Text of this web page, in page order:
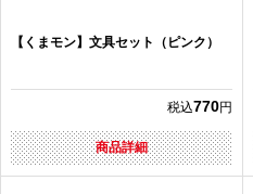
【くまモン】文具セット（ピンク）
税込770円
商品詳細